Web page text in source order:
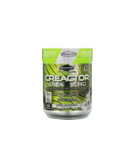
Cell-Tech® —
Clear Muscle®